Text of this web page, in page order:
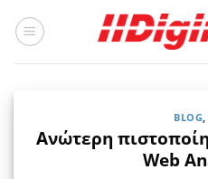
στο
BLOG,
Ανώτερη
Web